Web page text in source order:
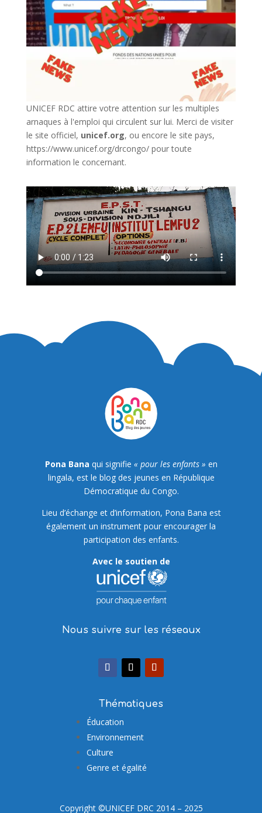
UNICEF RDC attire votre attention sur les multiples
arnaques à l'emploi qui circulent sur lui. Merci de visiter
le site officiel, unicef.org, ou encore le site pays,
https://www.unicef.org/drcongo/pour toute
information le concernant.
Pona Bana qui signifie « pour les enfants » en
lingala, est le blog des jeunes en République
Démocratique du Congo.
Lieu d’échange et d’information, Pona Bana est
également un instrument pour encourager la
participation des enfants.
Avec le soutien de
Nous suivre sur les réseaux
Thématiques
Éducation
Environnement
Culture
Genre et égalité
Copyright ©UNICEF DRC 2014 – 2025